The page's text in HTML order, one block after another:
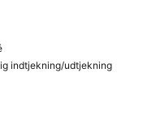
indtjekning/udtjekning